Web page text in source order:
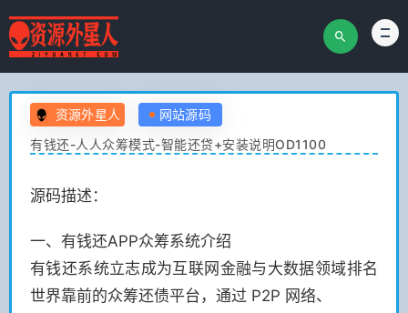
资源外星人
网站源码
有钱还-人人众筹模式-智能还贷+安装说明OD1100
源码描述：
一、有钱还APP众筹系统介绍
有钱还系统立志成为互联网金融与大数据领域排名
世界靠前的众筹还债平台，通过 P2P 网络、